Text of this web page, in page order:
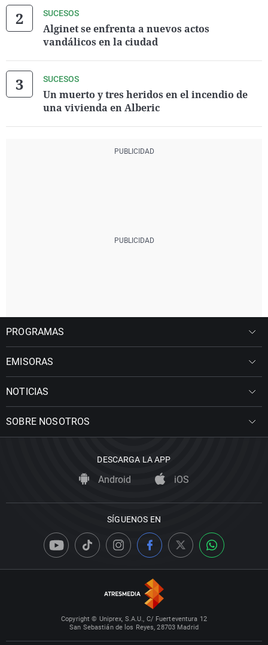
SUCESOS
Alginet se enfrenta a nuevos actos
vandálicos en la ciudad
SUCESOS
Un muerto y tres heridos en el incendio de
una vivienda en Alberic
PROGRAMAS
EMISORAS
NOTICIAS
SOBRE NOSOTROS
DESCARGA LA APP
Android iOS
SÍGUENOS EN
Copyright © Uniprex, S.A.U., C/ Fuerteventura 12
San Sebastián de los Reyes, 28703 Madrid